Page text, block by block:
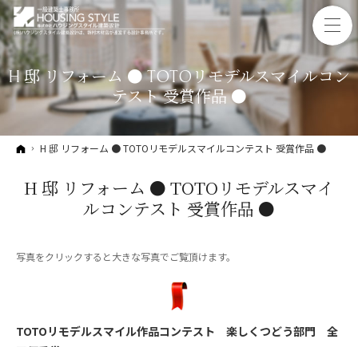
H 邸 リフォーム ● TOTOリモデルスマイルコン
テスト 受賞作品 ●
ホーム
H 邸 リフォーム ● TOTOリモデルスマイルコンテスト 受賞作品 ●
H 邸 リフォーム ● TOTOリモデルスマイ
ルコンテスト 受賞作品 ●
写真をクリックすると大きな写真でご覧頂けます。
TOTOリモデルスマイル作品コンテスト 楽しくつどう部門 全